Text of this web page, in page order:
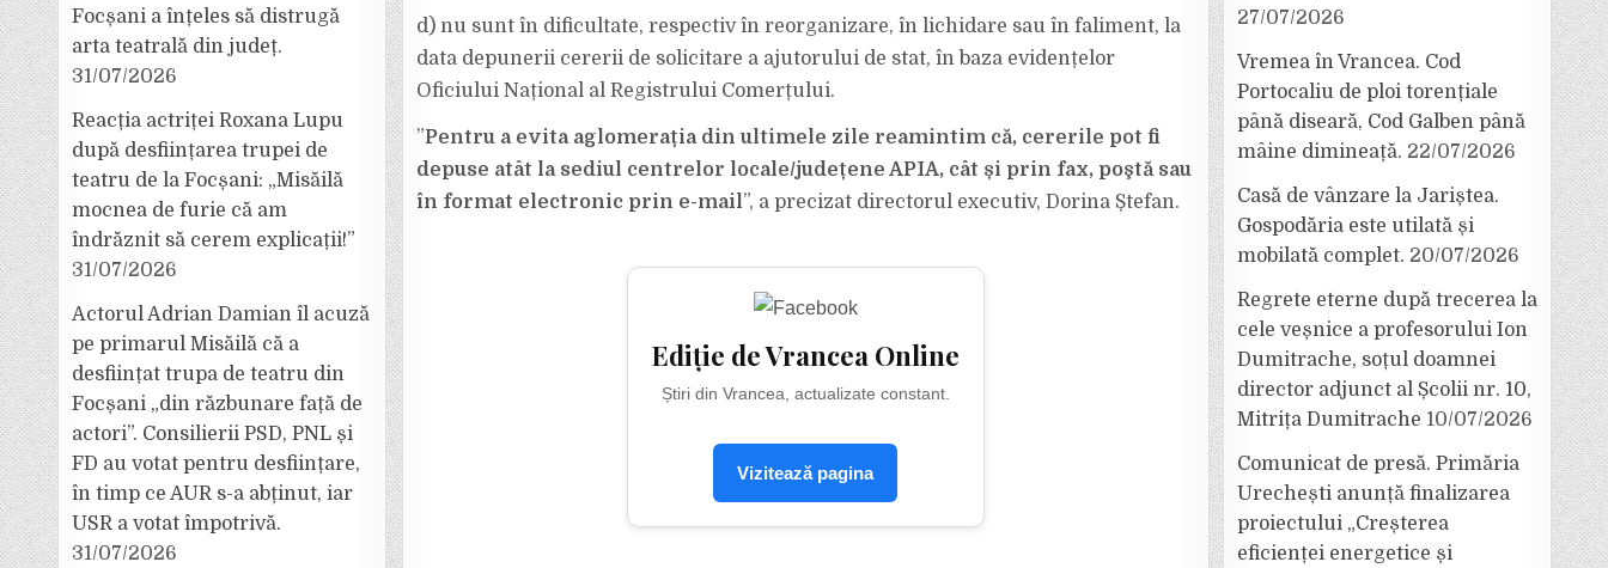
d) nu sunt în dificultate, respectiv în reorganizare, în lichidare sau în faliment, la
data depunerii cererii de solicitare a ajutorului de stat, în baza evidențelor
Oficiului Național al Registrului Comerțului.
”Pentru a evita aglomerația din ultimele zile reamintim că, cererile pot fi
depuse atât la sediul centrelor locale/județene APIA, cât și prin fax, poştă sau
în format electronic prin e-mail”, a precizat directorul executiv, Dorina Ștefan.
Ediție de Vrancea Online
Știri din Vrancea, actualizate constant.
Vizitează pagina
Focșani a înțeles să distrugă
arta teatrală din județ.
31/07/2026
Reacția actriței Roxana Lupu
după desființarea trupei de
teatru de la Focșani: „Misăilă
mocnea de furie că am
îndrăznit să cerem explicații!”
31/07/2026
Actorul Adrian Damian îl acuză
pe primarul Misăilă că a
desființat trupa de teatru din
Focșani „din răzbunare față de
actori”. Consilierii PSD, PNL și
FD au votat pentru desființare,
în timp ce AUR s-a abținut, iar
USR a votat împotrivă.
31/07/2026
27/07/2026
Vremea în Vrancea. Cod
Portocaliu de ploi torențiale
până diseară, Cod Galben până
mâine dimineață. 22/07/2026
Casă de vânzare la Jariștea.
Gospodăria este utilată și
mobilată complet. 20/07/2026
Regrete eterne după trecerea la
cele veșnice a profesorului Ion
Dumitrache, soțul doamnei
director adjunct al Școlii nr. 10,
Mitrița Dumitrache 10/07/2026
Comunicat de presă. Primăria
Urechești anunță finalizarea
proiectului „Creșterea
eficienței energetice și